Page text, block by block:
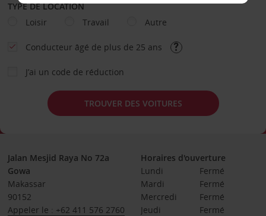
TYPE DE LOCATION
Loisir
Travail Autre
Conducteur âgé de plus de 25 ans
J’ai un code de réduction
TROUVER DES VOITURES
Jalan Mesjid Raya No 72a
Gowa
Makassar
90152
Appeler le : +62 411 576 2760
Horaires d'ouverture
Lundi
Fermé
Mardi
Fermé
Mercredi
Fermé
Jeudi
Fermé